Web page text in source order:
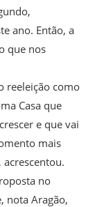
ano. Então, a
que nos
reeleição como
Casa que
e que vai
mais
acrescentou.
no
nota Aragão,